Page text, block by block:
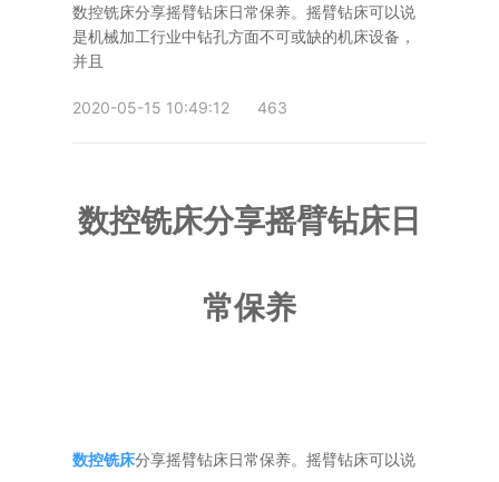
摩擦焊机
世界杯压球官网
数控铣床分享摇臂钻床日常保养。摇臂钻床可以说
是机械加工行业中钻孔方面不可或缺的机床设备，
并且
2020-05-15 10:49:12 463
数控铣床分享摇臂钻床日
常保养
数控铣床分享摇臂钻床日常保养。摇臂钻床可以说